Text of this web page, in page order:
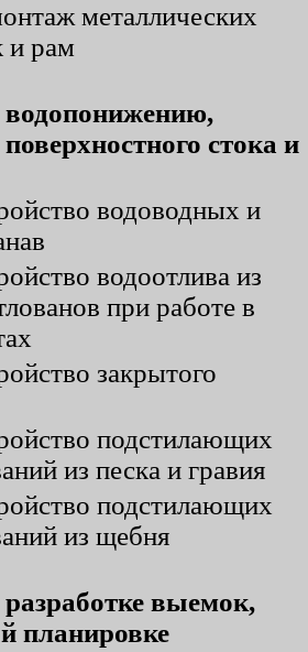
металлических
и рам
стока и
водоводных и
водоотлива из
при работе в
закрытого
подстилающих
из песка и гравия
подстилающих
из щебня
выемок,
планировке